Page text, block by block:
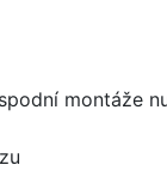
montáže